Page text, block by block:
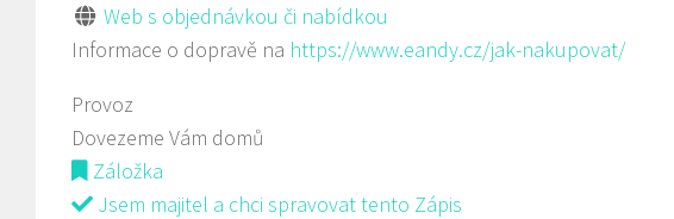
Web s objednávkou či nabídkou
Informace o dopravě na https://www.eandy.cz/jak-nakupovat/
Provoz
Dovezeme Vám domů
Záložka
Jsem majitel a chci spravovat tento Zápis